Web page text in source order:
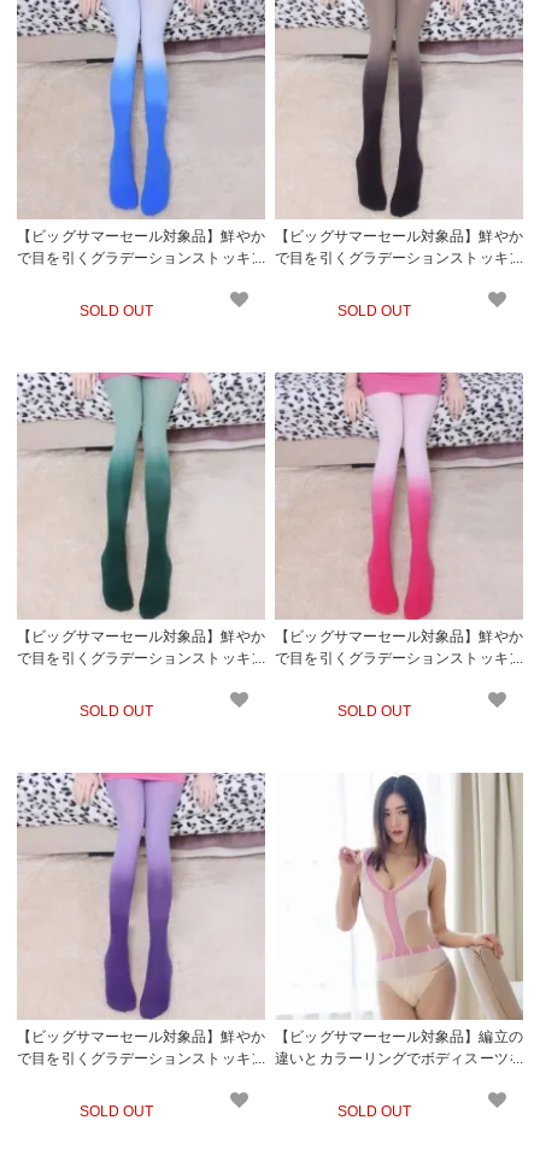
【ビッグサマーセール対象品】鮮やか
で目を引くグラデーションストッキン
SOLD OUT
【ビッグサマーセール対象品】鮮やか
で目を引くグラデーションストッキン
SOLD OUT
【ビッグサマーセール対象品】鮮やか
で目を引くグラデーションストッキン
SOLD OUT
【ビッグサマーセール対象品】鮮やか
で目を引くグラデーションストッキン
SOLD OUT
【ビッグサマーセール対象品】鮮やか
で目を引くグラデーションストッキン
SOLD OUT
【ビッグサマーセール対象品】編立の
違いとカラーリングでボディスーツを
キング(STOCKING) ホワイト
SOLD OUT